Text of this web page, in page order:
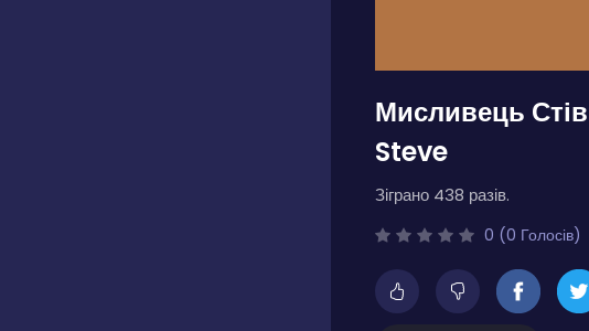
Мисливець
Steve
Зіграно 438 разів.
0 (0 Голосів)